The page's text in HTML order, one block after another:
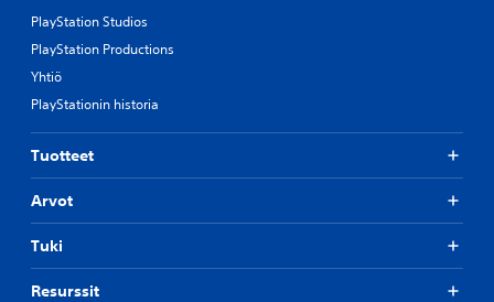
PlayStation Studios
PlayStation Productions
Yhtiö
PlayStationin historia
Tuotteet
Arvot
Tuki
Resurssit